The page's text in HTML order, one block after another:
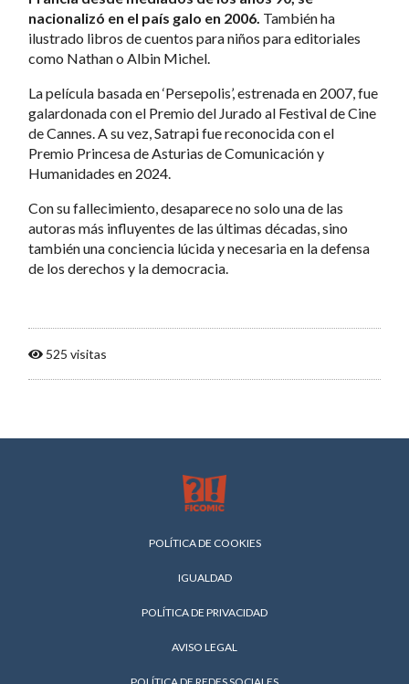
nacionalizó en el país galo en 2006. También ha
ilustrado libros de cuentos para niños para editoriales
como Nathan o Albin Michel.
La película basada en ‘Persepolis’, estrenada en 2007, fue
galardonada con el Premio del Jurado al Festival de Cine
de Cannes. A su vez, Satrapi fue reconocida con el
Premio Princesa de Asturias de Comunicación y
Humanidades en 2024.
Con su fallecimiento, desaparece no solo una de las
autoras más influyentes de las últimas décadas, sino
también una conciencia lúcida y necesaria en la defensa
de los derechos y la democracia.
525 visitas
POLÍTICA DE COOKIES
IGUALDAD
POLÍTICA DE PRIVACIDAD
AVISO LEGAL